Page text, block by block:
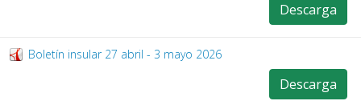
Descarga
Boletín insular 27 abril - 3 mayo 2026
Descarga